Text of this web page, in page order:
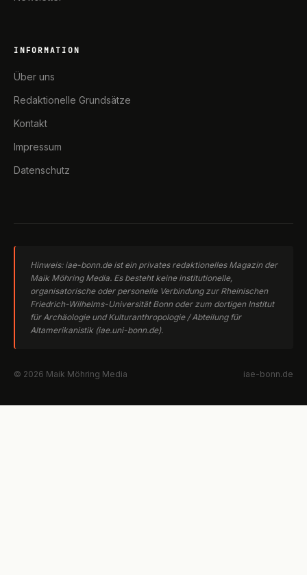
INFORMATION
Über uns
Redaktionelle Grundsätze
Kontakt
Impressum
Datenschutz
Hinweis: iae-bonn.de ist ein privates redaktionelles Magazin der
Maik Möhring Media. Es besteht keine institutionelle,
organisatorische oder personelle Verbindung zur Rheinischen
Friedrich-Wilhelms-Universität Bonn oder zum dortigen Institut
für Archäologie und Kulturanthropologie / Abteilung für
Altamerikanistik (iae.uni-bonn.de).
© 2026 Maik Möhring Media iae-bonn.de